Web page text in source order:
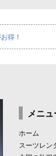
得！
メニュ
ホーム
スーツレン